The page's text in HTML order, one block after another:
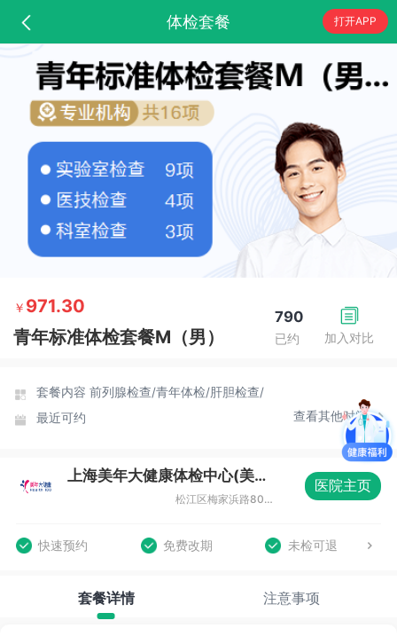
体检套餐 打开APP
加入对比
790
已约
￥ 971.30
青年标准体检套餐M（男）
套餐内容 前列腺检查/青年体检/肝胆检查/
最近可约
查看其他时间
上海美年大健康体检中心(美涛分院)
松江区梅家浜路800弄双高广场2-9号
医院主页
快速预约 免费改期 未检可退
套餐详情 注意事项